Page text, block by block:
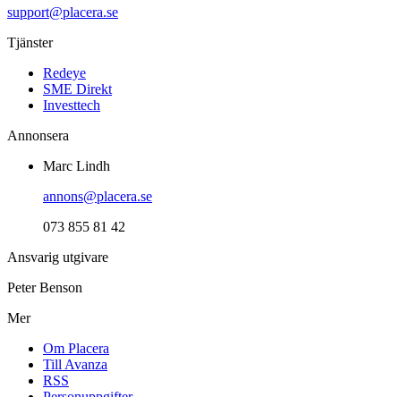
support@placera.se
Tjänster
Redeye
SME Direkt
Investtech
Annonsera
Marc Lindh
annons@placera.se
073 855 81 42
Ansvarig utgivare
Peter Benson
Mer
Om Placera
Till Avanza
RSS